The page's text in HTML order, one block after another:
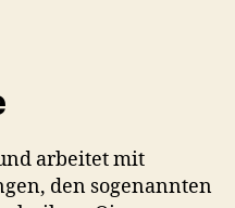
arbeitet mit
den sogenannten